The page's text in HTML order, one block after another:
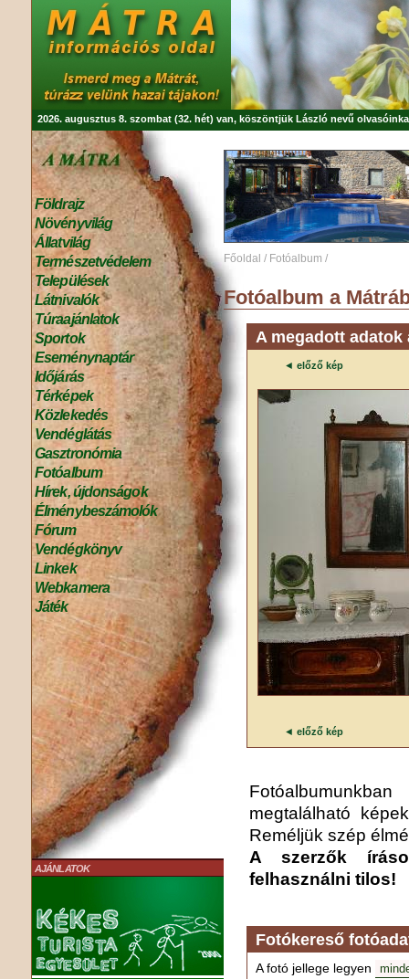
2026. augusztus 8. szombat (32. hét) van, köszöntjük László nevű
Földrajz
Növényvilág
Állatvilág
Természetvédelem
Települések
Látnivalók
Túraajánlatok
Sportok
Eseménynaptár
Időjárás
Térképek
Közlekedés
Vendéglátás
Gasztronómia
Fotóalbum
Hírek, újdonságok
Élménybeszámolók
Fórum
Vendégkönyv
Linkek
Webkamera
Játék
AJÁNLATOK
Főoldal / Fotóalbum /
Fotóalbum a
A megadott
◄ előző kép
◄ előző kép
megtalálható
Reméljük szép
A szerzők
felhasználni tilos!
Fotókereső
A fotó jellege legyen